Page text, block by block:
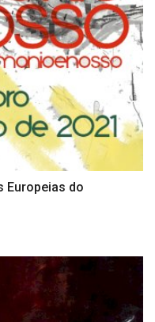
Europeias do